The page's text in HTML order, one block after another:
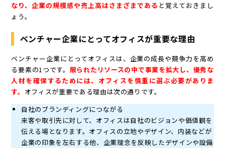
なり、企業の規模感や売上高はさまざまである と覚えておきまし
ょう。
ベンチャー企業にとってオフィスが重要な理由
ベンチャー企業にとってオフィスは、企業の成長や競争力を高め
る要素の1つです。 限られたリソースの中で事業を拡大し、優秀な
人材を確保するためには、オフィスを慎重に選ぶ必要がありま
す。 オフィスが重要である理由は次の通りです。
自社のブランディングにつながる
来客や取引先に対して、オフィスは自社のビジョンや価値観を
伝える場となります。オフィスの立地やデザイン、内装などが
企業の印象を左右する他、企業理念を反映したデザインや設備